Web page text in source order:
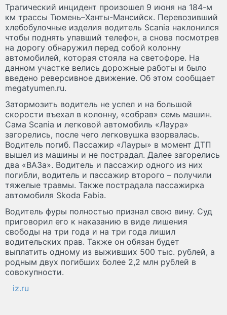
Трагический инцидент произошел 9 июня на 184-м
км трассы Тюмень–Ханты-Мансийск. Перевозивший
хлебобулочные изделия водитель Scania наклонился
чтобы поднять упавший телефон, а снова посмотрев
на дорогу обнаружил перед собой колонну
автомобилей, которая стояла на светофоре. На
данном участке велись дорожные работы и было
введено реверсивное движение. Об этом сообщает
megatyumen.ru.
Затормозить водитель не успел и на большой
скорости въехал в колонну, «собрав» семь машин.
Сама Scania и легковой автомобиль «Лаура»
загорелись, после чего легковушка взорвалась.
Водитель погиб. Пассажир «Лауры» в момент ДТП
вышел из машины и не пострадал. Далее загорелись
два «ВАЗа». Водитель и пассажир одного из них
погибли, водитель и пассажир второго – получили
тяжелые травмы. Также пострадала пассажирка
автомобиля Skoda Fabia.
Водитель фуры полностью признал свою вину. Суд
приговорил его к наказанию в виде лишения
свободы на три года и на три года лишил
водительских прав. Также он обязан будет
выплатить одному из выживших 500 тыс. рублей, а
родным двух погибших более 2,2 млн рублей в
совокупности.
iz.ru